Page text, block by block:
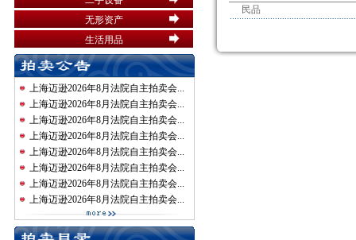
无形资产
生活用品
上海迈逊2026年8月法院自主拍卖会...
上海迈逊2026年8月法院自主拍卖会...
上海迈逊2026年8月法院自主拍卖会...
上海迈逊2026年8月法院自主拍卖会...
上海迈逊2026年8月法院自主拍卖会...
上海迈逊2026年8月法院自主拍卖会...
上海迈逊2026年8月法院自主拍卖会...
上海迈逊2026年8月法院自主拍卖会...
民品